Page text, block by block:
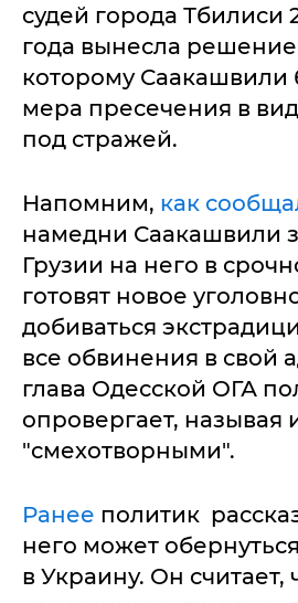
судей города Тбилиси
года вынесла
которому Саакашвили
мера пресечения в
под стражей.
Напомним, как
намедни Саакашвили
Грузии на него в
готовят новое
добиваться
все обвинения в свой
глава Одесской ОГА
опровергает, называя
"смехотворными".
Ранее политик
него может
в Украину. Он считает,